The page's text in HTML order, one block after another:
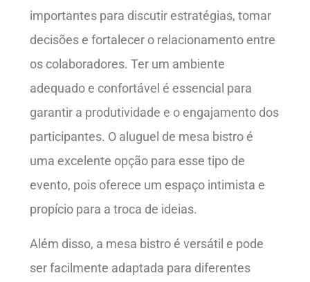
importantes para discutir estratégias, tomar
decisões e fortalecer o relacionamento entre
os colaboradores. Ter um ambiente
adequado e confortável é essencial para
garantir a produtividade e o engajamento dos
participantes. O aluguel de mesa bistro é
uma excelente opção para esse tipo de
evento, pois oferece um espaço intimista e
propício para a troca de ideias.
Além disso, a mesa bistro é versátil e pode
ser facilmente adaptada para diferentes